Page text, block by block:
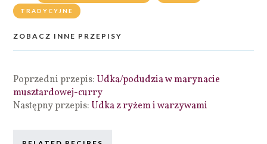
TRADYCYJNE
ZOBACZ INNE PRZEPISY
Poprzedni przepis: Udka/podudzia w marynacie
musztardowej-curry
Następny przepis: Udka z ryżem i warzywami